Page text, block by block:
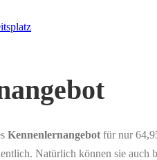
Kennenlernangebot für nur
Natürlich können sie